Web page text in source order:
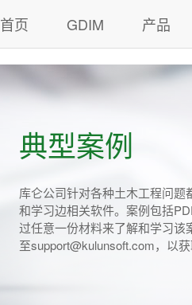
首页 GDIM 产品
典型案例
库仑公司针对各种土木工程问
和学习边相关软件。案例包括
过任意一份材料来了解和学习
至support@kulunsoft.com，以